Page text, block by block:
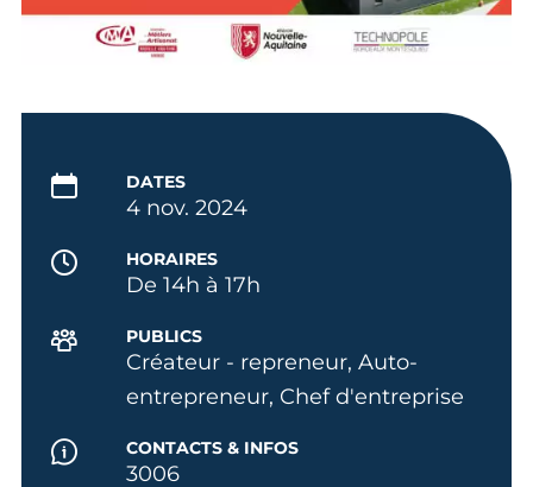
DATES
4 nov. 2024
HORAIRES
De 14h à 17h
PUBLICS
Créateur - repreneur, Auto-
entrepreneur, Chef d'entreprise
CONTACTS & INFOS
3006